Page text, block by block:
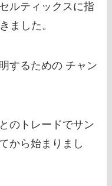
ルティックスに指
ました。
するための チャン
のトレードでサン
から始まりまし